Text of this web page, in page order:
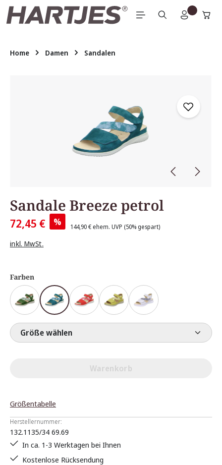
Zum Hauptinhalt springen
Home Damen Sandalen
Sandale Breeze petrol
72,45 € % 144,90 € ehem. UVP (50% gespart)
inkl. MwSt.
Farben
Größe wählen
Warenkorb
Größentabelle
Herstellernummer:
132.1135/34 69.69
In ca. 1-3 Werktagen bei Ihnen
Kostenlose Rücksendung